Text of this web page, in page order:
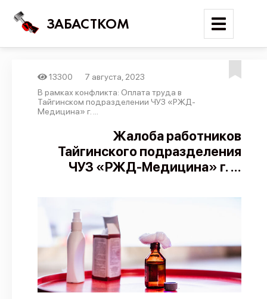
ЗАБАСТКОМ
Войти
Новости
Карта событий
Предложить публикацию
Справочник
API
О проекте
13300
7 августа, 2023
В рамках конфликта: Оплата труда в
Тайгинском подразделении ЧУЗ «РЖД-
Медицина» г. ...
Жалоба работников
Тайгинского подразделения
ЧУЗ «РЖД-Медицина» г. ...